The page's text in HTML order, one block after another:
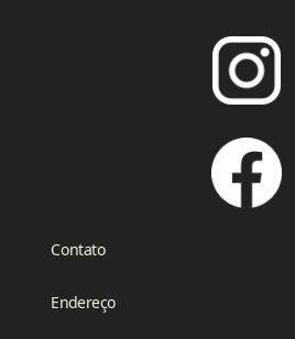
Contato
Endereço